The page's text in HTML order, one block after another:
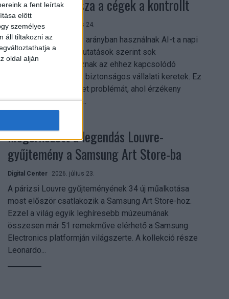
a fent leírtak
előtt
személyes
áll tiltakozni az
a
oldal alján
szerezhetik vissza a cégek a kontrollt
Digital Center 2026. július 24.
A munkavállalók nagy arányban használnak AI-t a napi
munkában, ám friss kutatások szerint sok
szervezetnél hiányoznak az ehhez kapcsolódó
világos irányelvek és biztonságos vállalati keretek. Ez
különösen ott jelenthet problémát, ahol érzékeny
üzleti információkkal...
Megérkezett a legendás Louvre-
gyűjtemény a Samsung Art Store-ba
Digital Center 2026. július 23.
A párizsi Louvre gyűjteményének 34 új műalkotása
most először csatlakozik a Samsung Art Store-hoz.
Ezzel a világ egyik leghíresebb múzeumának
összesen már 51 remekműve elérhető a Samsung
Electronics platformján világszerte. A kollekció része
Leonardo...